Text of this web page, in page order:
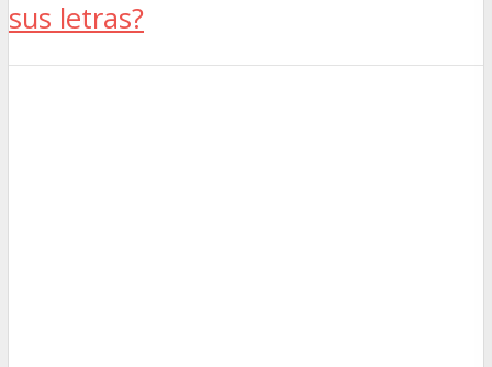
sus letras?